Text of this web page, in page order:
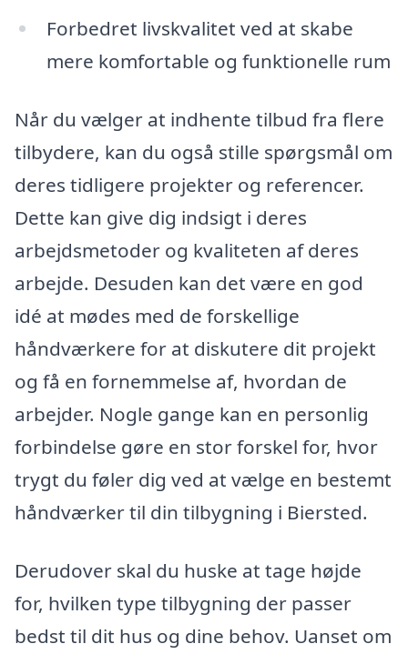
Forbedret livskvalitet ved at skabe
mere komfortable og funktionelle rum
Når du vælger at indhente tilbud fra flere
tilbydere, kan du også stille spørgsmål om
deres tidligere projekter og referencer.
Dette kan give dig indsigt i deres
arbejdsmetoder og kvaliteten af deres
arbejde. Desuden kan det være en god
idé at mødes med de forskellige
håndværkere for at diskutere dit projekt
og få en fornemmelse af, hvordan de
arbejder. Nogle gange kan en personlig
forbindelse gøre en stor forskel for, hvor
trygt du føler dig ved at vælge en bestemt
håndværker til din tilbygning i Biersted.
Derudover skal du huske at tage højde
for, hvilken type tilbygning der passer
bedst til dit hus og dine behov. Uanset om